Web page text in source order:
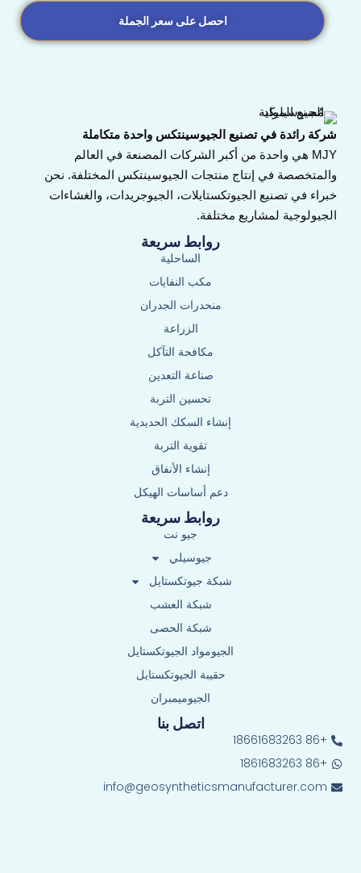
احصل على سعر الجملة
شركة رائدة في تصنيع الجيوسينتكس واحدة متكاملة
MJY هي واحدة من أكبر الشركات المصنعة في العالم
والمتخصصة في إنتاج منتجات الجيوسينتكس المختلفة. نحن
خبراء في تصنيع الجيوتكستايلات، الجيوجريدات، والغشاءات
الجيولوجية لمشاريع مختلفة.
روابط سريعة
جيو نت
جيوسيلي
شبكة جيوتكستايل
شبكة العشب
شبكة الحصى
الجيومواد الجيوتكستايل
حقيبة الجيوتكستايل
الجيوميمبران
روابط سريعة
الساحلية
مكب النفايات
منحدرات الجدران
الزراعة
مكافحة التآكل
صناعة التعدين
تحسين التربة
إنشاء السكك الحديدية
تقوية التربة
إنشاء الأنفاق
دعم أساسات الهيكل
اتصل بنا
+86 18661683263
+86 1861683263
info@geosyntheticsmanufacturer.com